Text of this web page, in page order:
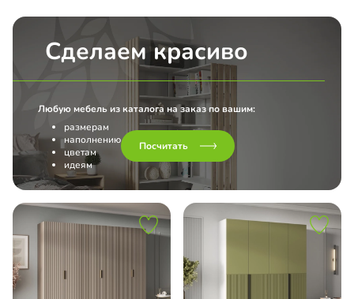
Сделаем красиво
Любую мебель из каталога на заказ по вашим:
размерам
наполнению
цветам
идеям
Посчитать